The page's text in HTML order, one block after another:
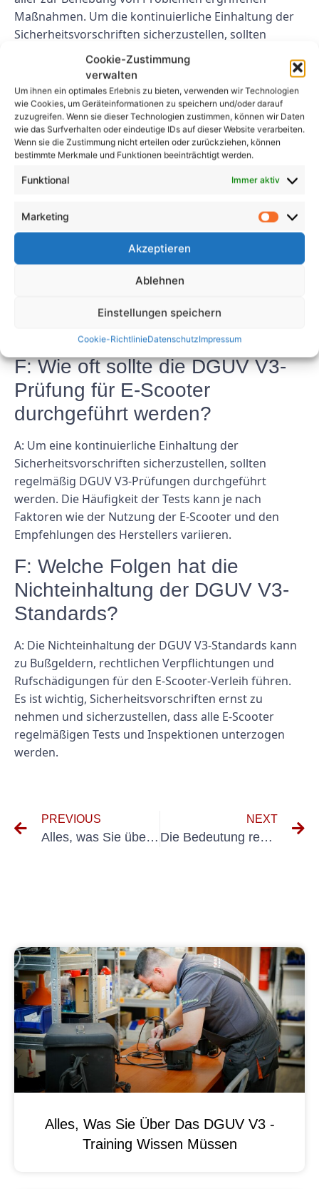
Cookie-Zustimmung
verwalten
Um ihnen ein optimales Erlebnis zu bieten, verwenden wir Technologien
wie Cookies, um Geräteinformationen zu speichern und/oder darauf
zuzugreifen. Wenn sie dieser Technologien zustimmen, können wir Daten
wie das Surfverhalten oder eindeutige IDs auf dieser Website verarbeiten.
Wenn sie die Zustimmung nicht erteilen oder zurückziehen, können
bestimmte Merkmale und Funktionen beeinträchtigt werden.
Funktional Immer aktiv
Marketing
Akzeptieren
Ablehnen
Einstellungen speichern
Cookie-RichtlinieDatenschutzImpressum
Maßnahmen. Um die kontinuierliche Einhaltung der
Sicherheitsvorschriften sicherzustellen, sollten
regelmäßig geplante Tests durchgeführt werden.
Abschluss
Die Gewährleistung der Sicherheit von E-Scooter-
Verleihdiensten ist für das Wohlbefinden von Fahrern
und Fußgängern von entscheidender Bedeutung.
DGUV V3-Prüfungen spielen eine entscheidende Rolle
Sicherheitsrisiken und tragen dazu bei, Unfälle und
Verletzungen zu verhindern. Durch die Durchführung
regelmäßiger Tests und Inspektionen können E-
Scooter-Vermieter ihr Engagement für Sicherheit und
Qualität unter Beweis stellen und Vertrauen bei
F: Wie oft sollte die DGUV V3-
Prüfung für E-Scooter
durchgeführt werden?
A: Um eine kontinuierliche Einhaltung der
Sicherheitsvorschriften sicherzustellen, sollten
regelmäßig DGUV V3-Prüfungen durchgeführt
werden. Die Häufigkeit der Tests kann je nach
Faktoren wie der Nutzung der E-Scooter und den
Empfehlungen des Herstellers variieren.
F: Welche Folgen hat die
Nichteinhaltung der DGUV V3-
Standards?
A: Die Nichteinhaltung der DGUV V3-Standards kann
zu Bußgeldern, rechtlichen Verpflichtungen und
Rufschädigungen für den E-Scooter-Verleih führen.
Es ist wichtig, Sicherheitsvorschriften ernst zu
nehmen und sicherzustellen, dass alle E-Scooter
regelmäßigen Tests und Inspektionen unterzogen
werden.
PREVIOUS
Alles, was Sie über E-Check E-Scooter-Verleihdienste wissen müssen
NEXT
Die Bedeutung regelmäßiger Inspektionen für Elektroroller-Vermieter
Alles, Was Sie Über Das DGUV V3 -
Training Wissen Müssen